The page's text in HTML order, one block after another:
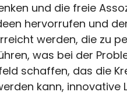
und die freie
hervorrufen und
werden, die zu
was bei der
schaffen, das die
kann, innovative